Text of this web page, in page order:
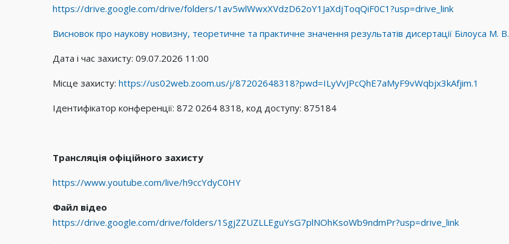
https://drive.google.com/drive/folders/1av5wlWwxXVdzD62oY1JaXdjToqQiF0C1?usp=drive_link
Висновок про наукову новизну, теоретичне та практичне значення результатів дисертації Білоуса М. В.
Дата і час захисту: 09.07.2026 11:00
Місце захисту: https://us02web.zoom.us/j/87202648318?pwd=ILyVvJPcQhE7aMyF9vWqbjx3kAfjim.1
Ідентифікатор конференції: 872 0264 8318, код доступу: 875184
Трансляція офіційного захисту
https://www.youtube.com/live/h9ccYdyC0HY
Файл відео
https://drive.google.com/drive/folders/1SgjZZUZLLEguYsG7plNOhKsoWb9ndmPr?usp=drive_link